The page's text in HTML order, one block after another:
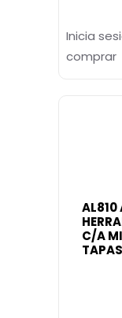
Inicia
comprar
AL810
C/A